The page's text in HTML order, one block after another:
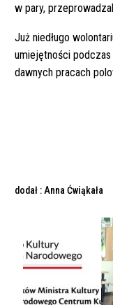
w pary,
Już niedługo
umiejętności
dawnych pracach
dodał : Anna Ćwiąkała